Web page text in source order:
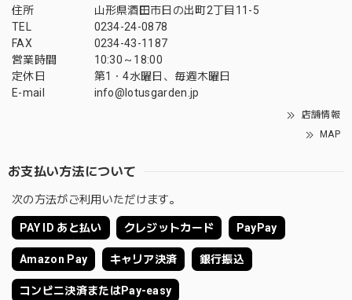
住所
山形県酒田市日の出町2丁目11-5
TEL
0234-24-0878
FAX
0234-43-1187
営業時間
10:30～18:00
定休日
第1・4水曜日、毎週木曜日
E-mail
info@lotusgarden.jp
店舗情報
MAP
お支払い方法について
次の方法がご利用いただけます。
PAY ID あと払い クレジットカード PayPay
Amazon Pay キャリア決済 銀行振込
コンビニ決済またはPay-easy